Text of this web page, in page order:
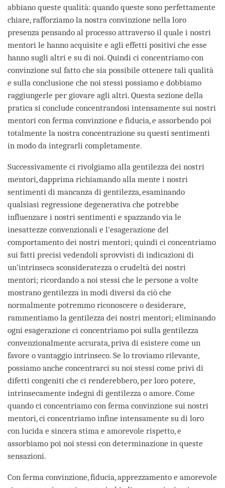
abbiano queste qualità: quando queste sono perfettamente
chiare, rafforziamo la nostra convinzione nella loro
presenza pensando al processo attraverso il quale i nostri
mentori le hanno acquisite e agli effetti positivi che esse
hanno sugli altri e su di noi. Quindi ci concentriamo con
convinzione sul fatto che sia possibile ottenere tali qualità
e sulla conclusione che noi stessi possiamo e dobbiamo
raggiungerle per giovare agli altri. Questa sezione della
pratica si conclude concentrandosi intensamente sui nostri
mentori con ferma convinzione e fiducia, e assorbendo poi
totalmente la nostra concentrazione su questi sentimenti
in modo da integrarli completamente.
Successivamente ci rivolgiamo alla gentilezza dei nostri
mentori, dapprima richiamando alla mente i nostri
sentimenti di mancanza di gentilezza, esaminando
qualsiasi regressione degenerativa che potrebbe
influenzare i nostri sentimenti e spazzando via le
inesattezze convenzionali e l'esagerazione del
comportamento dei nostri mentori; quindi ci concentriamo
sui fatti precisi vedendoli sprovvisti di indicazioni di
un’intrinseca sconsideratezza o crudeltà dei nostri
mentori; ricordando a noi stessi che le persone a volte
mostrano gentilezza in modi diversi da ciò che
normalmente potremmo riconoscere o desiderare,
rammentiamo la gentilezza dei nostri mentori; eliminando
ogni esagerazione ci concentriamo poi sulla gentilezza
convenzionalmente accurata, priva di esistere come un
favore o vantaggio intrinseco. Se lo troviamo rilevante,
possiamo anche concentrarci su noi stessi come privi di
difetti congeniti che ci renderebbero, per loro potere,
intrinsecamente indegni di gentilezza o amore. Come
quando ci concentriamo con ferma convinzione sui nostri
mentori, ci concentriamo infine intensamente su di loro
con lucida e sincera stima e amorevole rispetto, e
assorbiamo poi noi stessi con determinazione in queste
sensazioni.
Con ferma convinzione, fiducia, apprezzamento e amorevole